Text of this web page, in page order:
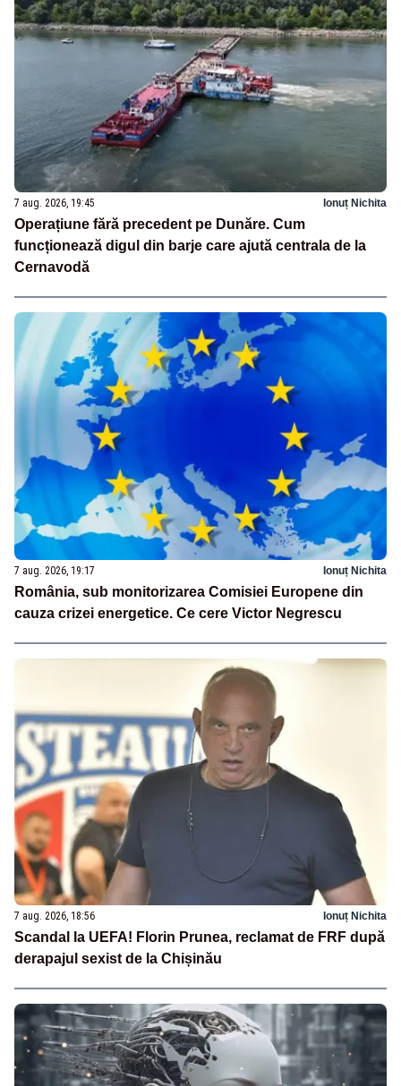
7 aug. 2026, 19:45 Ionuț Nichita
Operațiune fără precedent pe Dunăre. Cum
funcționează digul din barje care ajută centrala de la
Cernavodă
7 aug. 2026, 19:17 Ionuț Nichita
România, sub monitorizarea Comisiei Europene din
cauza crizei energetice. Ce cere Victor Negrescu
7 aug. 2026, 18:56 Ionuț Nichita
Scandal la UEFA! Florin Prunea, reclamat de FRF după
derapajul sexist de la Chișinău